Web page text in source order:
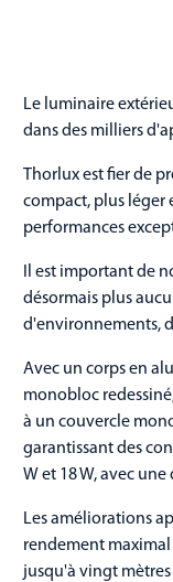
Le luminaire
dans des milliers
Thorlux est fier de
compact, plus léger
performances
Il est important de
désormais plus
d'environnements,
Avec un corps en
monobloc
à un couvercle
garantissant des
W et 18 W, avec
Les améliorations
rendement maximal
jusqu'à vingt